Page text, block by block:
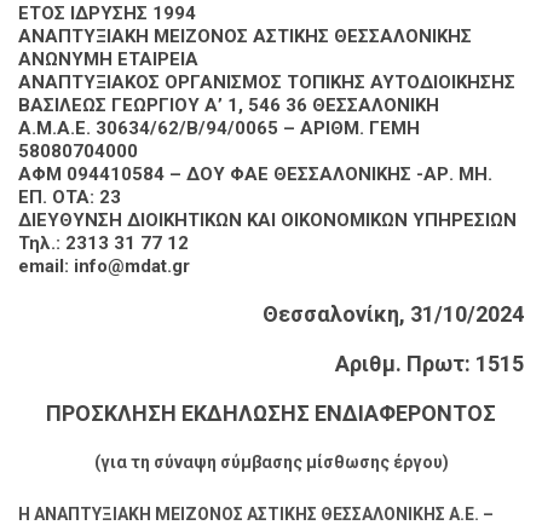
ΕΤΟΣ ΙΔΡΥΣΗΣ 1994
ΑΝΑΠΤΥΞΙΑΚΗ ΜΕΙΖΟΝΟΣ ΑΣΤΙΚΗΣ ΘΕΣΣΑΛΟΝΙΚΗΣ
ΑΝΩΝΥΜΗ ΕΤΑΙΡΕΙΑ
ΑΝΑΠΤΥΞΙΑΚΟΣ ΟΡΓΑΝΙΣΜΟΣ ΤΟΠΙΚΗΣ ΑΥΤΟΔΙΟΙΚΗΣΗΣ
ΒΑΣΙΛΕΩΣ ΓΕΩΡΓΙΟΥ Α’ 1, 546 36 ΘΕΣΣΑΛΟΝΙΚΗ
Α.Μ.Α.Ε. 30634/62/Β/94/0065 – ΑΡΙΘΜ. ΓΕΜΗ
58080704000
ΑΦΜ 094410584 – ΔΟΥ ΦΑΕ ΘΕΣΣΑΛΟΝΙΚΗΣ -ΑΡ. ΜΗ.
ΕΠ. ΟΤΑ: 23
ΔΙΕΥΘΥΝΣΗ ΔΙΟΙΚΗΤΙΚΩΝ ΚΑΙ ΟΙΚΟΝΟΜΙΚΩΝ ΥΠΗΡΕΣΙΩΝ
Τηλ.: 2313 31 77 12
email: info@mdat.gr
Θεσσαλονίκη, 31/10/2024
Αριθμ. Πρωτ: 1515
ΠΡΟΣΚΛΗΣΗ ΕΚΔΗΛΩΣΗΣ ΕΝΔΙΑΦΕΡΟΝΤΟΣ
(για τη σύναψη σύμβασης μίσθωσης έργου)
Η ΑΝΑΠΤΥΞΙΑΚΗ ΜΕΙΖΟΝΟΣ ΑΣΤΙΚΗΣ ΘΕΣΣΑΛΟΝΙΚΗΣ Α.E. –